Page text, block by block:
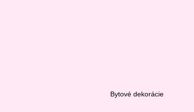
Bytové dekorácie